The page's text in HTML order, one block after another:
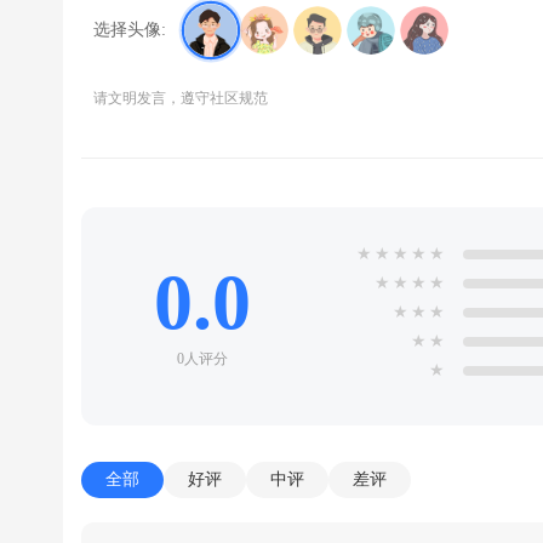
选择头像:
请文明发言，遵守社区规范
0.0
0人评分
★ ★ ★ ★ ★
★ ★ ★ ★
★ ★ ★
★ ★
★
全部 好评 中评 差评